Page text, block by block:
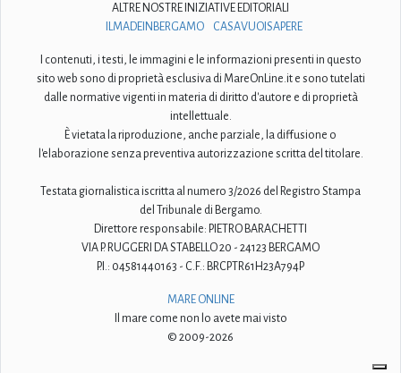
ALTRE NOSTRE INIZIATIVE EDITORIALI
ILMADEINBERGAMO
CASAVUOISAPERE
I contenuti, i testi, le immagini e le informazioni presenti in questo
sito web sono di proprietà esclusiva di MareOnLine.it e sono tutelati
dalle normative vigenti in materia di diritto d'autore e di proprietà
intellettuale.
È vietata la riproduzione, anche parziale, la diffusione o
l'elaborazione senza preventiva autorizzazione scritta del titolare.
Testata giornalistica iscritta al numero 3/2026 del Registro Stampa
del Tribunale di Bergamo.
Direttore responsabile: PIETRO BARACHETTI
VIA P. RUGGERI DA STABELLO 20 - 24123 BERGAMO
P.I.: 04581440163 - C.F.: BRCPTR61H23A794P
MARE ONLINE
Il mare come non lo avete mai visto
© 2009-2026